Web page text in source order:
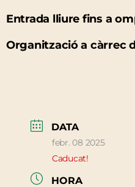
Entrada lliure fins a
Organització a càrrec
DATA
febr. 08 2025
Caducat!
HORA